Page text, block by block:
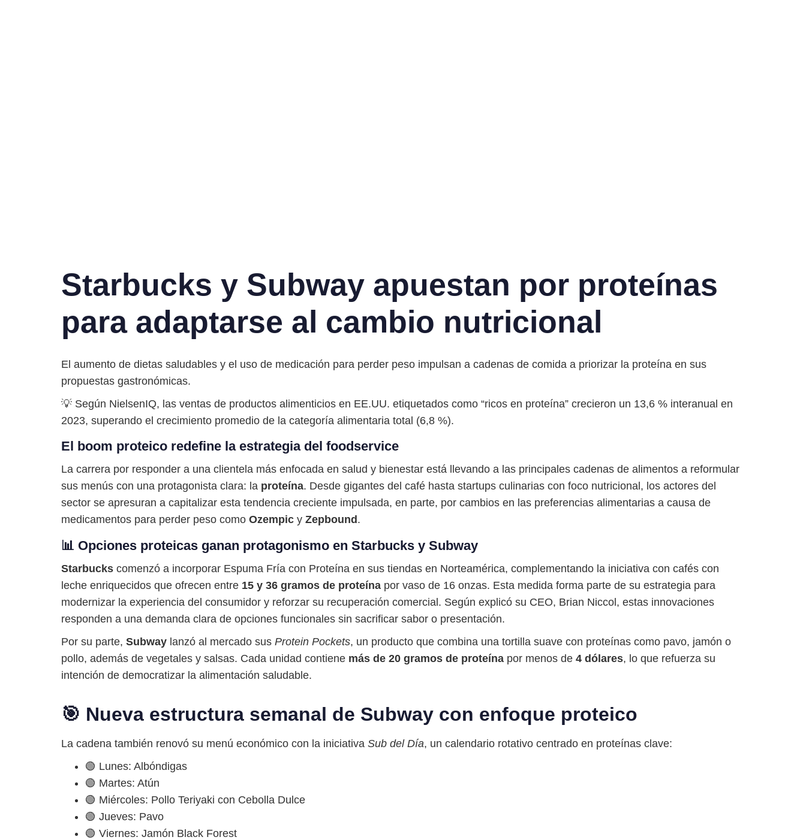
Starbucks y Subway apuestan por proteínas
para adaptarse al cambio nutricional
El aumento de dietas saludables y el uso de medicación para perder peso impulsan a cadenas de comida a priorizar la proteína en sus
propuestas gastronómicas.
💡 Según NielsenIQ, las ventas de productos alimenticios en EE.UU. etiquetados como “ricos en proteína” crecieron un 13,6 % interanual en
2023, superando el crecimiento promedio de la categoría alimentaria total (6,8 %).
El boom proteico redefine la estrategia del foodservice
La carrera por responder a una clientela más enfocada en salud y bienestar está llevando a las principales cadenas de alimentos a reformular
sus menús con una protagonista clara: la proteína. Desde gigantes del café hasta startups culinarias con foco nutricional, los actores del
sector se apresuran a capitalizar esta tendencia creciente impulsada, en parte, por cambios en las preferencias alimentarias a causa de
medicamentos para perder peso como Ozempic y Zepbound .
📊 Opciones proteicas ganan protagonismo en Starbucks y Subway
Starbucks comenzó a incorporar Espuma Fría con Proteína en sus tiendas en Norteamérica, complementando la iniciativa con cafés con
leche enriquecidos que ofrecen entre 15 y 36 gramos de proteína por vaso de 16 onzas. Esta medida forma parte de su estrategia para
modernizar la experiencia del consumidor y reforzar su recuperación comercial. Según explicó su CEO, Brian Niccol, estas innovaciones
responden a una demanda clara de opciones funcionales sin sacrificar sabor o presentación.
Por su parte, Subway lanzó al mercado sus Protein Pockets, un producto que combina una tortilla suave con proteínas como pavo, jamón o
pollo, además de vegetales y salsas. Cada unidad contiene más de 20 gramos de proteína por menos de 4 dólares, lo que refuerza su
intención de democratizar la alimentación saludable.
🎯 Nueva estructura semanal de Subway con enfoque proteico
La cadena también renovó su menú económico con la iniciativa Sub del Día, un calendario rotativo centrado en proteínas clave:
🟢 Lunes: Albóndigas
🟢 Martes: Atún
🟢 Miércoles: Pollo Teriyaki con Cebolla Dulce
🟢 Jueves: Pavo
🟢 Viernes: Jamón Black Forest